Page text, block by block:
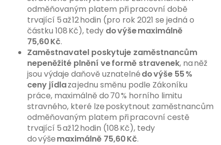
odměňovaným platem při pracovní době
trvající 5 až 12 hodin (pro rok 2021 se jedná o
částku 108 Kč), tedy do výše maximálně
75,60 Kč.
Zaměstnavatel poskytuje zaměstnancům
nepeněžité plnění ve formě stravenek, na něž
jsou výdaje daňově uznatelnédo výše 55 %
ceny jídlaza jednu směnu podle Zákoníku
práce, maximálně do 70 % horního limitu
stravného, které lze poskytnout zaměstnancům
odměňovaným platem při pracovní cestě
trvající 5 až 12 hodin (108 Kč), tedy
do výšemaximálně 75,60 Kč.